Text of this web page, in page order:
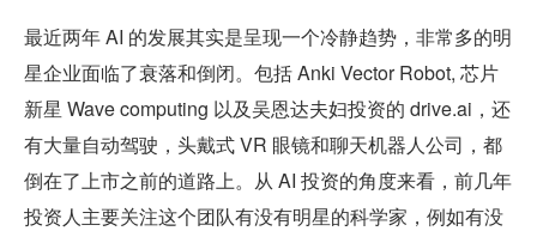
最近两年 AI 的发展其实是呈现一个冷静趋势，非常多的明
星企业面临了衰落和倒闭。包括 Anki Vector Robot, 芯片
新星 Wave computing 以及吴恩达夫妇投资的 drive.ai，还
有大量自动驾驶，头戴式 VR 眼镜和聊天机器人公司，都
倒在了上市之前的道路上。从 AI 投资的角度来看，前几年
投资人主要关注这个团队有没有明星的科学家，例如有没